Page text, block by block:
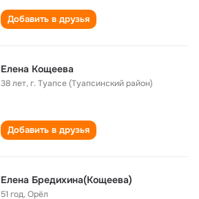
Добавить в друзья
Елена Кощеева
38 лет,г. Туапсе (Туапсинский район)
Добавить в друзья
Елена Бредихина(Кощеева)
51 год,Орёл